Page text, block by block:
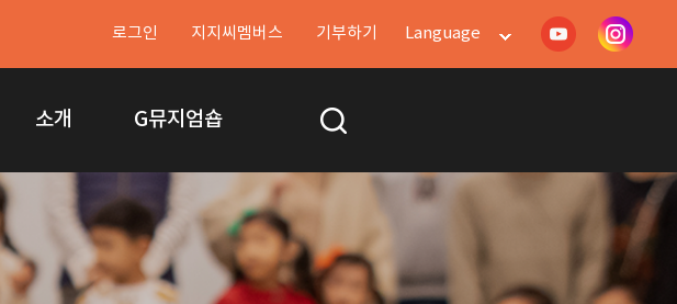
로그인 지지씨멤버스 기부하기 Language
소개 G뮤지엄숍